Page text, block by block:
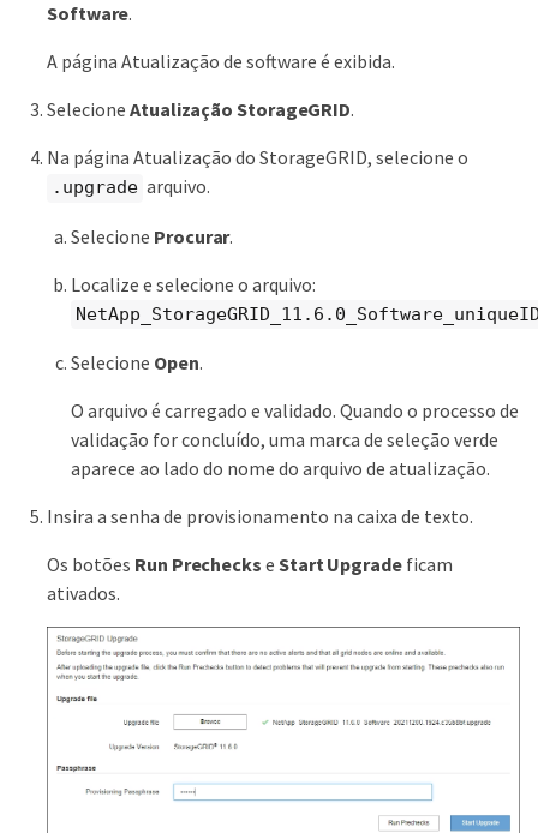
Software.
A página Atualização de software é exibida.
Selecione Atualização StorageGRID.
Na página Atualização do StorageGRID, selecione o
.upgrade arquivo.
Selecione Procurar.
Localize e selecione o arquivo:
Selecione Open.
O arquivo é carregado e validado. Quando o processo de
validação for concluído, uma marca de seleção verde
aparece ao lado do nome do arquivo de atualização.
Insira a senha de provisionamento na caixa de texto.
Os botões Run Prechecks e Start Upgradeficam
ativados.